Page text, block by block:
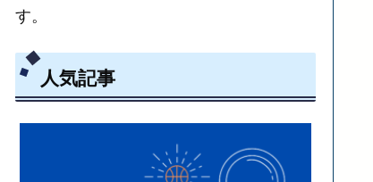
す。
人気記事